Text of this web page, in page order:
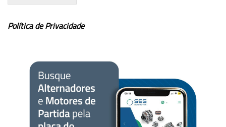
Política de Privacidade